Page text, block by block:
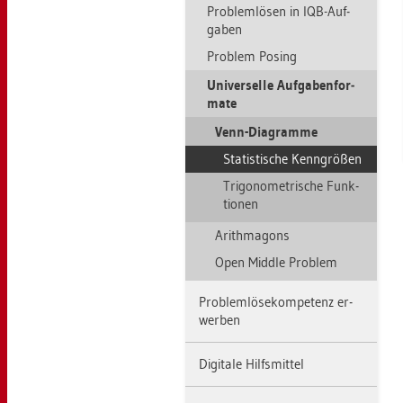
Pro­blem­lö­sen in IQB-Auf­
ga­ben
Pro­blem Po­sing
Uni­ver­sel­le Auf­ga­ben­for­
ma­te
Venn-Dia­gram­me
Sta­tis­ti­sche Kenn­grö­ßen
Tri­go­no­me­tri­sche Funk­
tio­nen
Arithm­a­gons
Open Midd­le Pro­blem
Pro­blem­lö­se­kom­pe­tenz er­
wer­ben
Di­gi­ta­le Hilfs­mit­tel